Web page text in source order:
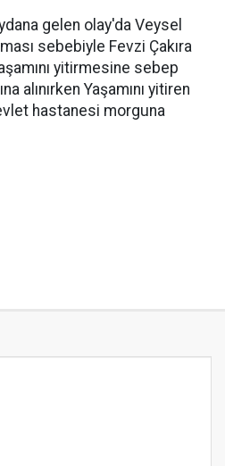
gelen olay'da Veysel
sebebiyle Fevzi Çakıra
yitirmesine sebep
alınırken Yaşamını yitiren
hastanesi morguna